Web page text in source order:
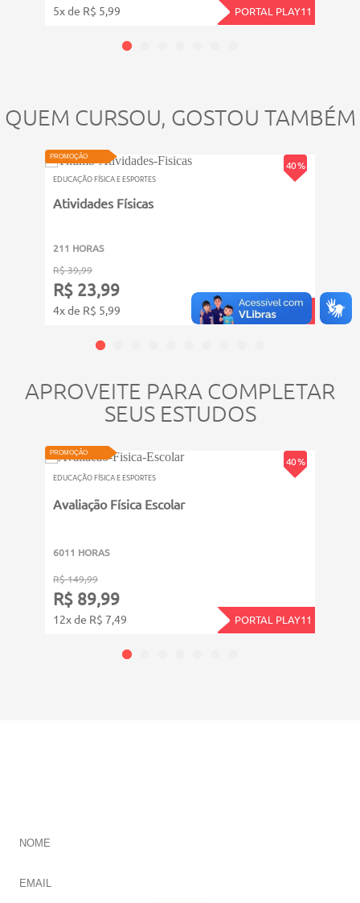
5x de R$ 5,99 PORTAL PLAY11
QUEM CURSOU, GOSTOU TAMBÉM
40 %
PROMOÇÃO
EDUCAÇÃO FÍSICA E ESPORTES
Atividades Físicas
211 HORAS
R$ 39,99
R$ 23,99
4x de R$ 5,99 PORTAL PLAY11
R$
12x
APROVEITE PARA COMPLETAR
SEUS ESTUDOS
40 %
PROMOÇÃO
EDUCAÇÃO FÍSICA E ESPORTES
Avaliação Física Escolar
6011 HORAS
R$ 149,99
R$ 89,99
12x de R$ 7,49 PORTAL PLAY11